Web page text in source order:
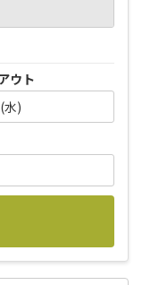
ウト
水)